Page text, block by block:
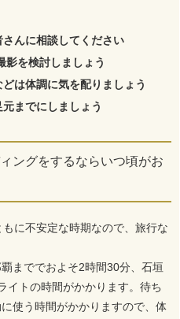
んに相談してください
影を検討しましょう
は体調に気を配りましょう
までにしましょう
ングをするならいつ頃がお
に不安定な時期なので、旅行な
まででおよそ2時間30分、石垣
イトの時間がかかります。待ち
使う時間がかかりますので、体